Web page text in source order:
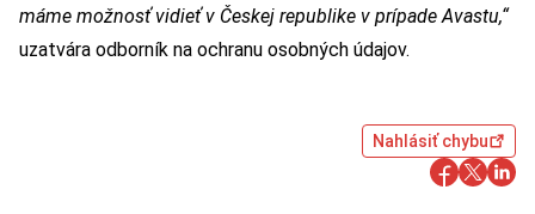
máme možnosť vidieť v Českej republike v prípade Avastu,“
uzatvára odborník na ochranu osobných údajov.
Nahlásiť chybu